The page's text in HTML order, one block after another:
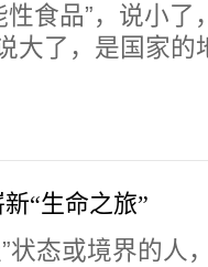
食品”，说小了
大了，是国家的
“生命之旅”
状态或境界的人